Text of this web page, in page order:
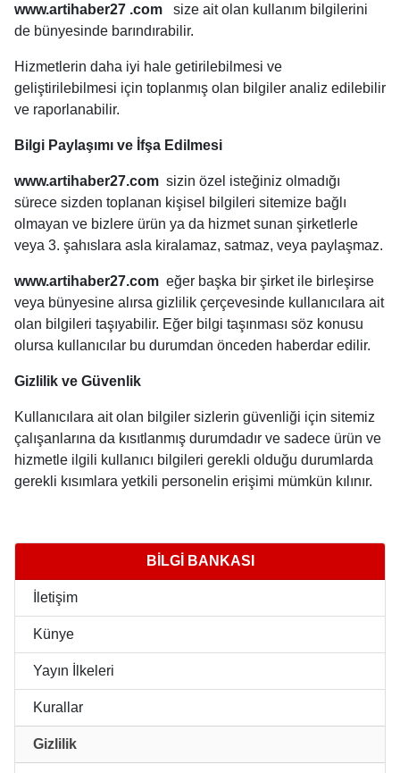
www.artihaber27 .com size ait olan kullanım bilgilerini
de bünyesinde barındırabilir.
Hizmetlerin daha iyi hale getirilebilmesi ve
geliştirilebilmesi için toplanmış olan bilgiler analiz edilebilir
ve raporlanabilir.
Bilgi Paylaşımı ve İfşa Edilmesi
www.artihaber27.com sizin özel isteğiniz olmadığı
sürece sizden toplanan kişisel bilgileri sitemize bağlı
olmayan ve bizlere ürün ya da hizmet sunan şirketlerle
veya 3. şahıslara asla kiralamaz, satmaz, veya paylaşmaz.
www.artihaber27.com eğer başka bir şirket ile birleşirse
veya bünyesine alırsa gizlilik çerçevesinde kullanıcılara ait
olan bilgileri taşıyabilir. Eğer bilgi taşınması söz konusu
olursa kullanıcılar bu durumdan önceden haberdar edilir.
Gizlilik ve Güvenlik
Kullanıcılara ait olan bilgiler sizlerin güvenliği için sitemiz
çalışanlarına da kısıtlanmış durumdadır ve sadece ürün ve
hizmetle ilgili kullanıcı bilgileri gerekli olduğu durumlarda
gerekli kısımlara yetkili personelin erişimi mümkün kılınır.
BİLGİ BANKASI
İletişim
Künye
Yayın İlkeleri
Kurallar
Gizlilik